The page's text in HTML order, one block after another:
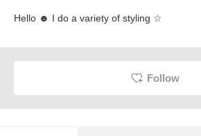
Hello ☻ I do a variety of styling ☆
Follow